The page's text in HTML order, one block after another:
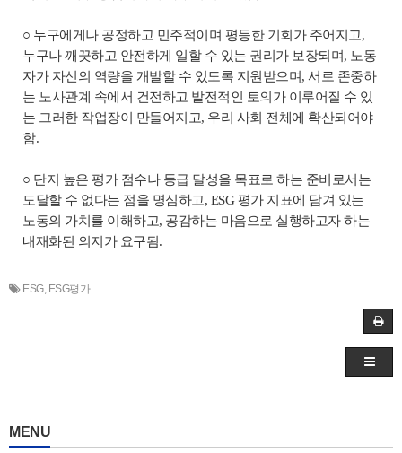
○ 누구에게나 공정하고 민주적이며 평등한 기회가 주어지고,
누구나 깨끗하고 안전하게 일할 수 있는 권리가 보장되며, 노동
자가 자신의 역량을 개발할 수 있도록 지원받으며, 서로 존중하
는 노사관계 속에서 건전하고 발전적인 토의가 이루어질 수 있
는 그러한 작업장이 만들어지고, 우리 사회 전체에 확산되어야
함.
○ 단지 높은 평가 점수나 등급 달성을 목표로 하는 준비로서는
도달할 수 없다는 점을 명심하고, ESG 평가 지표에 담겨 있는
노동의 가치를 이해하고, 공감하는 마음으로 실행하고자 하는
내재화된 의지가 요구됨.
ESG, ESG평가
MENU